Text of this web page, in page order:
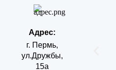
Адрес:
г. Пермь,
ул.Дружбы,
15а